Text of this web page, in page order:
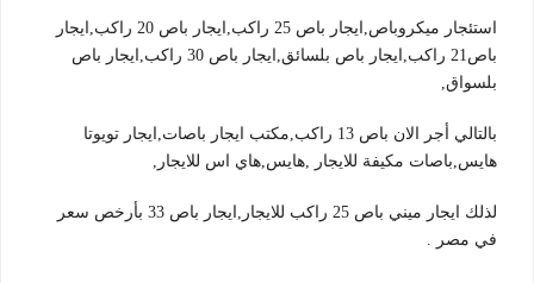
استئجار ميكروباص,ايجار باص 25 راكب,ايجار باص 20 راكب,ايجار
باص21 راكب,ايجار باص بلسائق,ايجار باص 30 راكب,ايجار باص
بلسواق,
بالتالي أجر الان باص 13 راكب,مكتب ايجار باصات,ايجار تويوتا
هايس,باصات مكيفة للايجار ,هايس,هاي اس للايجار,
لذلك ايجار ميني باص 25 راكب للايجار,ايجار باص 33 بأرخص سعر
في مصر .